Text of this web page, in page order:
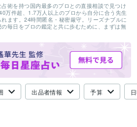
術を持つ国内最多のプロとの直接相談で見つけ
万件超、1.7万人以上のプロから自分に合う先生
ます。24時間匿名・秘密厳守。リーズナブルに
毎日をプロの鑑定と共に歩むために、まずは無
出品者情報 予算